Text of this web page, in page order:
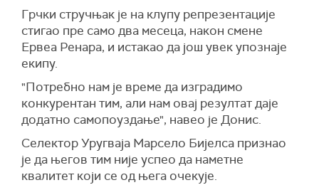
Грчки стручњак је на клупу репрезентације
стигао пре само два месеца, након смене
Ервеа Ренара, и истакао да још увек упознаје
екипу.
"Потребно нам је време да изградимо
конкурентан тим, али нам овај резултат даје
додатно самопоуздање", навео је Донис.
Селектор Уругваја Марсело Бијелса признао
је да његов тим није успео да наметне
квалитет који се од њега очекује.